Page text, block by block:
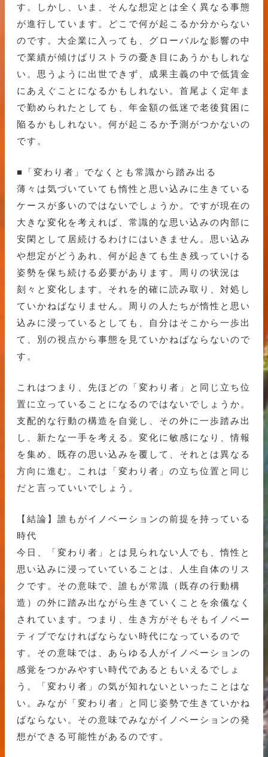
す。しかし、いま、そんな想定とは全く異なる事態
が進行しています。どこで何が起こるか分からない
のです。大企業に入っても、グローバルな影響の中
で業績が傾けばリストラの憂き目にあうかもしれな
い。思うように出世できず、成果主義の中で低賃金
にあえぐことになるかもしれない。首尾よく定年ま
で勤められたとしても、年金額の低迷で老後貧困に
陥るかもしれない。何が起こるか予測がつかないの
です。
■「変わり者」でなくとも常識から踏み出る
薄々は気づいていても惰性と思い込みに生きている
ケースが多いのではないでしょうか。ですが現在の
大きな変化を考えれば、常識的な思い込みの内部に
安閑として居続けるわけにはいきません。思い込み
や想定がどうあれ、何が起きても生き残っていける
姿勢を保ち続ける必要があります。周りの状況は
刻々と変化します。それを的確に読み取り、対処し
ていかねばなりません。周りの人たちが惰性と思い
込みに浸っているとしても、自分はそこから一歩出
て、別の視点から事態を見ていかねばならないので
す。
これはつまり、先ほどの「変わり者」と同じ立ち位
置に立っていることになるのではないでしょうか。
支配的な行動の構造を自覚し、その外に一歩踏み出
し、新たな一手を考える。変化に敏感になり、情報
を集め、既存の思い込みを覆して、それとは異なる
方向に進む。これは「変わり者」の立ち位置と同じ
だと言っていいでしょう。
【結論】誰もがイノベーションの前提を持っている
時代
今日、「変わり者」とは見られない人でも、惰性と
思い込みに浸っていていることは、人生自体のリス
クです。その意味で、誰もが常識（既存の行動構
造）の外に踏み出ながら生きていくことを余儀なく
されています。つまり、生き方がそもそもイノベー
ティブでなければならない時代になっているので
す。その意味では、あらゆる人がイノベーションの
感覚をつかみやすい時代であるともいえるでしょ
う。「変わり者」の気が知れないといったことはな
い。みなが「変わり者」と同じ姿勢で生きていかね
ばならない。その意味でみながイノベーションの発
想ができる可能性があるのです。